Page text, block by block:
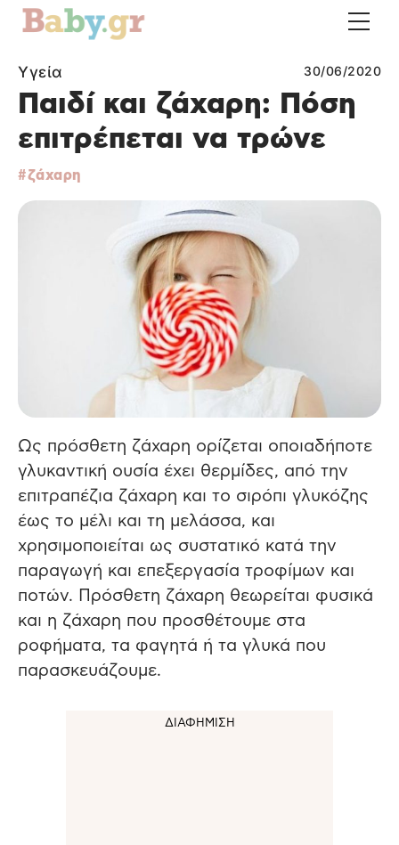
Υγεία 30/06/2020
Παιδί και ζάχαρη: Πόση
επιτρέπεται να τρώνε
ζάχαρη
Ως πρόσθετη ζάχαρη ορίζεται οποιαδήποτε
γλυκαντική ουσία έχει θερμίδες, από την
επιτραπέζια ζάχαρη και το σιρόπι γλυκόζης
έως το μέλι και τη μελάσσα, και
χρησιμοποιείται ως συστατικό κατά την
παραγωγή και επεξεργασία τροφίμων και
ποτών. Πρόσθετη ζάχαρη θεωρείται φυσικά
και η ζάχαρη που προσθέτουμε στα
ροφήματα, τα φαγητά ή τα γλυκά που
παρασκευάζουμε.